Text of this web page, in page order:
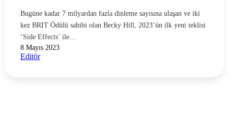
Bugüne kadar 7 milyardan fazla dinleme sayısına ulaşan ve iki
kez BRIT Ödülü sahibi olan Becky Hill, 2023’ün ilk yeni teklisi
‘Side Effects’ ile…
8 Mayıs 2023
Editör